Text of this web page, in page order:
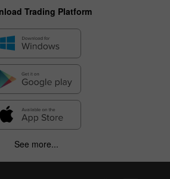
Trading Platform
See more...